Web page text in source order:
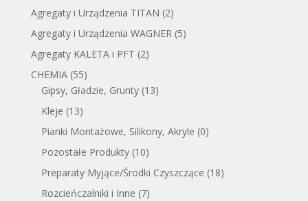
Agregaty i Urządzenia TITAN (2)
Agregaty i Urządzenia WAGNER (5)
Agregaty KALETA i PFT (2)
CHEMIA (55)
Gipsy, Gładzie, Grunty (13)
Kleje (13)
Pianki Montażowe, Silikony, Akryle (0)
Pozostałe Produkty (10)
Preparaty Myjące/Środki Czyszczące (18)
Rozcieńczalniki i Inne (7)